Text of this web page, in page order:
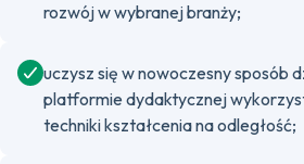
rozwój w wybranej branży;
uczysz się w nowoczesny sposób
platformie dydaktycznej
techniki kształcenia na odległość;